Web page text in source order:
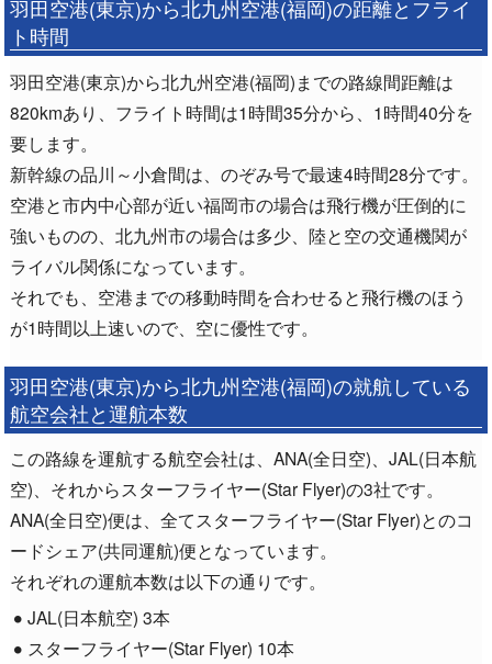
羽田空港(東京)から北九州空港(福岡)の距離とフライ
ト時間
羽田空港(東京)から北九州空港(福岡)までの路線間距離は
820kmあり、フライト時間は1時間35分から、1時間40分を
要します。
新幹線の品川～小倉間は、のぞみ号で最速4時間28分です。
空港と市内中心部が近い福岡市の場合は飛行機が圧倒的に
強いものの、北九州市の場合は多少、陸と空の交通機関が
ライバル関係になっています。
それでも、空港までの移動時間を合わせると飛行機のほう
が1時間以上速いので、空に優性です。
羽田空港(東京)から北九州空港(福岡)の就航している
航空会社と運航本数
この路線を運航する航空会社は、ANA(全日空)、JAL(日本航
空)、それからスターフライヤー(Star Flyer)の3社です。
ANA(全日空)便は、全てスターフライヤー(Star Flyer)とのコ
ードシェア(共同運航)便となっています。
それぞれの運航本数は以下の通りです。
JAL(日本航空) 3本
スターフライヤー(Star Flyer) 10本